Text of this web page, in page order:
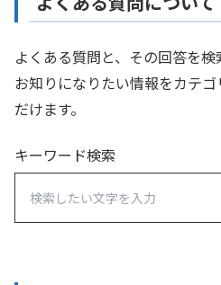
よくある質問と、その回答を検
お知りになりたい情報をカテ
だけます。
キーワード検索